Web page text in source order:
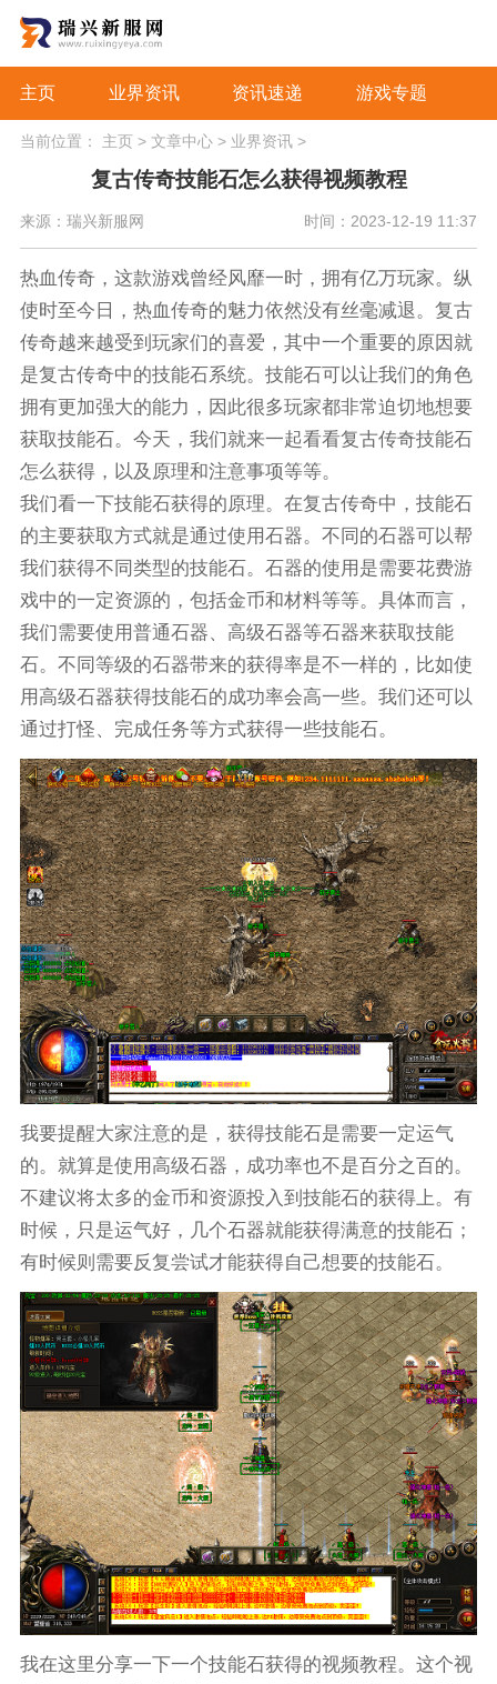
主页 业界资讯 资讯速递 游戏专题
当前位置： 主页> 文章中心> 业界资讯>
复古传奇技能石怎么获得视频教程
来源：瑞兴新服网 时间：2023-12-19 11:37
热血传奇，这款游戏曾经风靡一时，拥有亿万玩家。纵
使时至今日，热血传奇的魅力依然没有丝毫减退。复古
传奇越来越受到玩家们的喜爱，其中一个重要的原因就
是复古传奇中的技能石系统。技能石可以让我们的角色
拥有更加强大的能力，因此很多玩家都非常迫切地想要
获取技能石。今天，我们就来一起看看复古传奇技能石
怎么获得，以及原理和注意事项等等。
我们看一下技能石获得的原理。在复古传奇中，技能石
的主要获取方式就是通过使用石器。不同的石器可以帮
我们获得不同类型的技能石。石器的使用是需要花费游
戏中的一定资源的，包括金币和材料等等。具体而言，
我们需要使用普通石器、高级石器等石器来获取技能
石。不同等级的石器带来的获得率是不一样的，比如使
用高级石器获得技能石的成功率会高一些。我们还可以
通过打怪、完成任务等方式获得一些技能石。
我要提醒大家注意的是，获得技能石是需要一定运气
的。就算是使用高级石器，成功率也不是百分之百的。
不建议将太多的金币和资源投入到技能石的获得上。有
时候，只是运气好，几个石器就能获得满意的技能石；
有时候则需要反复尝试才能获得自己想要的技能石。
我在这里分享一下一个技能石获得的视频教程。这个视